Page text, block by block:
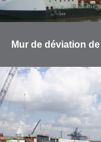
Mur de déviation
Les travaux
livraison et le
conduites
diamètre de
longueur allant
d’un